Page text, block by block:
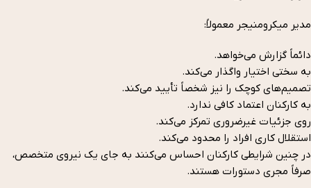
مدیر میکرومنیجر معمولاً:
دائماً گزارش می‌خواهد.
به سختی اختیار واگذار می‌کند.
تصمیم‌های کوچک را نیز شخصاً تأیید می‌کند.
به کارکنان اعتماد کافی ندارد.
روی جزئیات غیرضروری تمرکز می‌کند.
استقلال کاری افراد را محدود می‌کند.
در چنین شرایطی کارکنان احساس می‌کنند به جای یک نیروی متخصص،
صرفاً مجری دستورات هستند.